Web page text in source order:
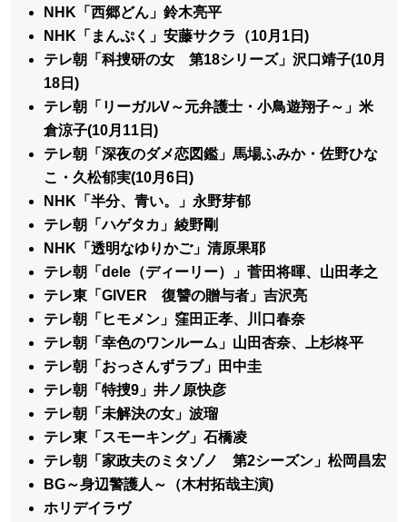
NHK「西郷どん」鈴木亮平
NHK「まんぷく」安藤サクラ（10月1日)
テレ朝「科捜研の女 第18シリーズ」沢口靖子(10月
18日)
テレ朝「リーガルV～元弁護士・小鳥遊翔子～」米
倉涼子(10月11日)
テレ朝「深夜のダメ恋図鑑」馬場ふみか・佐野ひな
こ・久松郁実(10月6日)
NHK「半分、青い。」永野芽郁
テレ朝「ハゲタカ」綾野剛
NHK「透明なゆりかご」清原果耶
テレ朝「dele（ディーリー）」菅田将暉、山田孝之
テレ東「GIVER 復讐の贈与者」吉沢亮
テレ朝「ヒモメン」窪田正孝、川口春奈
テレ朝「幸色のワンルーム」山田杏奈、上杉柊平
テレ朝「おっさんずラブ」田中圭
テレ朝「特捜9」井ノ原快彦
テレ朝「未解決の女」波瑠
テレ東「スモーキング」石橋凌
テレ朝「家政夫のミタゾノ 第2シーズン」松岡昌宏
BG～身辺警護人～（木村拓哉主演)
ホリデイラヴ